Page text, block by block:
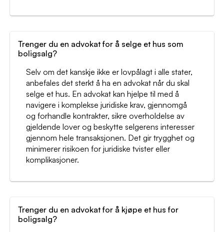
Trenger du en advokat for å selge et hus som
boligsalg?
Selv om det kanskje ikke er lovpålagt i alle stater,
anbefales det sterkt å ha en advokat når du skal
selge et hus. En advokat kan hjelpe til med å
navigere i komplekse juridiske krav, gjennomgå
og forhandle kontrakter, sikre overholdelse av
gjeldende lover og beskytte selgerens interesser
gjennom hele transaksjonen. Det gir trygghet og
minimerer risikoen for juridiske tvister eller
komplikasjoner.
Trenger du en advokat for å kjøpe et hus for
boligsalg?